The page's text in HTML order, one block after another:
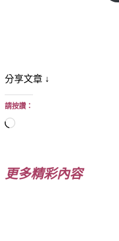
分享文章 ↓
請按讚：
正
入...
更多精彩內容